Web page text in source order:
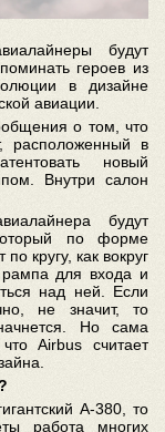
будут
героев из
в дизайне
авиации.
о том, что
расположенный в
новый
Внутри салон
будут
по форме
кругу, как вокруг
для входа и
над ней. Если
не значит, то
Но сама
Airbus считает
А-380, то
работа многих